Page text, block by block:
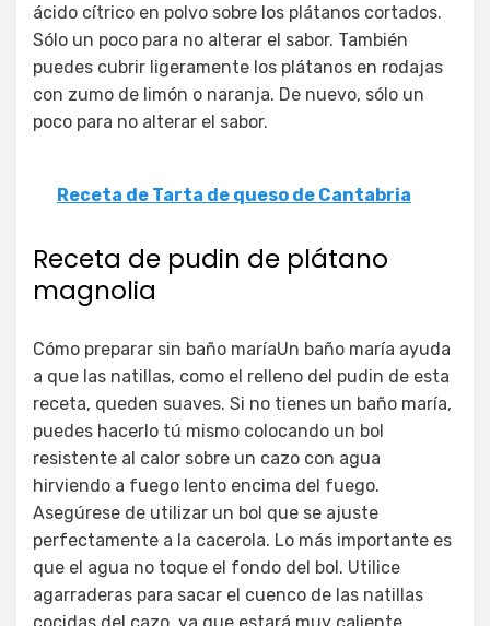
ácido cítrico en polvo sobre los plátanos cortados.
Sólo un poco para no alterar el sabor. También
puedes cubrir ligeramente los plátanos en rodajas
con zumo de limón o naranja. De nuevo, sólo un
poco para no alterar el sabor.
Receta de Tarta de queso de Cantabria
Receta de pudin de plátano
magnolia
Cómo preparar sin baño maríaUn baño maría ayuda
a que las natillas, como el relleno del pudin de esta
receta, queden suaves. Si no tienes un baño maría,
puedes hacerlo tú mismo colocando un bol
resistente al calor sobre un cazo con agua
hirviendo a fuego lento encima del fuego.
Asegúrese de utilizar un bol que se ajuste
perfectamente a la cacerola. Lo más importante es
que el agua no toque el fondo del bol. Utilice
agarraderas para sacar el cuenco de las natillas